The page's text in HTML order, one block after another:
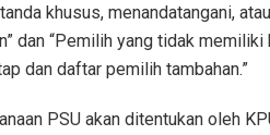
khusus, menandatangani,
dan “Pemilih yang tidak
dan daftar pemilih tambahan.”
PSU akan ditentukan oleh